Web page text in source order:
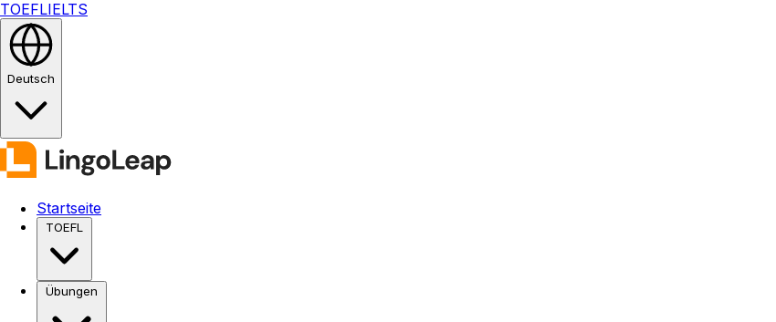
TOEFLIELTS
Deutsch
Startseite
TOEFL
Übungen